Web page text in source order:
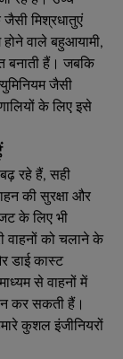
मिश्रधातुएं
वाले बहुआयामी,
बनाती हैं। जबकि
जैसी
के लिए इसे
रहे हैं, सही
की सुरक्षा और
के लिए भी
वाहनों को चलाने के
डाई कास्ट
से वाहनों में
कर सकती हैं।
कुशल इंजीनियरों